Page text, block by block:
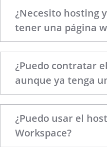
¿Necesito hosting
tener una página
¿Puedo contratar
aunque ya tenga
¿Puedo usar el
Workspace?